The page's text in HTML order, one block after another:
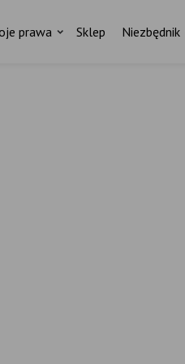
prawa Sklep Niezbędnik
po Ludzku.